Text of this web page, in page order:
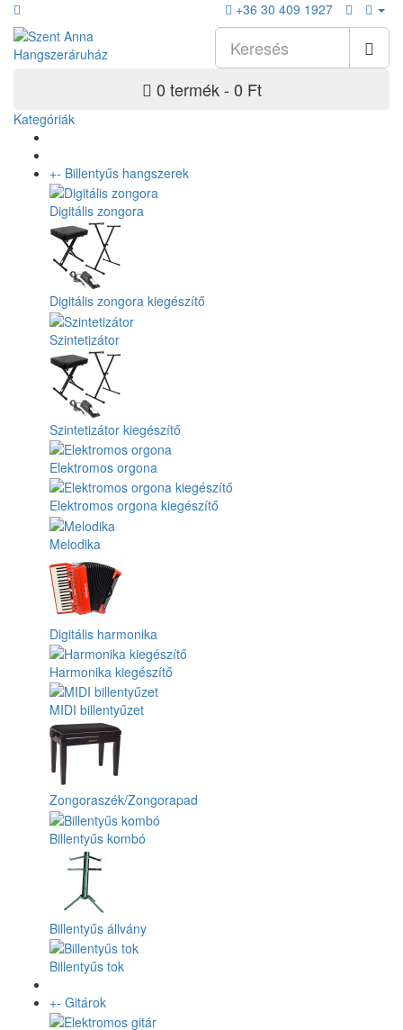
+36 30 409 1927
0 termék - 0 Ft
Kategóriák
+- Billentyűs hangszerek
Digitális zongora
Digitális zongora kiegészítő
Szintetizátor
Szintetizátor kiegészítő
Elektromos orgona
Elektromos orgona kiegészítő
Melodika
Digitális harmonika
Harmonika kiegészítő
MIDI billentyűzet
Zongoraszék/Zongorapad
Billentyűs kombó
Billentyűs állvány
Billentyűs tok
+- Gitárok